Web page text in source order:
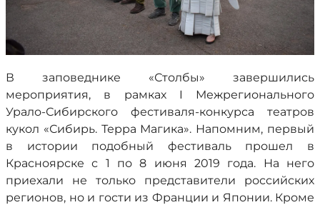
В заповеднике «Столбы» завершились
мероприятия, в рамках I Межрегионального
Урало-Сибирского фестиваля-конкурса театров
кукол «Сибирь. Терра Магика». Напомним, первый
в истории подобный фестиваль прошел в
Красноярске с 1 по 8 июня 2019 года. На него
приехали не только представители российских
регионов, но и гости из Франции и Японии. Кроме